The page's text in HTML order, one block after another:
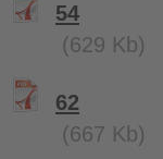
54
(629 Kb)
62
(667 Kb)